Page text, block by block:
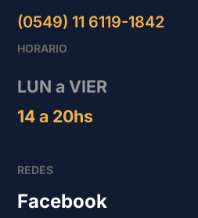
(0549) 11 6119-1842
HORARIO
LUN a VIER
14 a 20hs
REDES
Facebook